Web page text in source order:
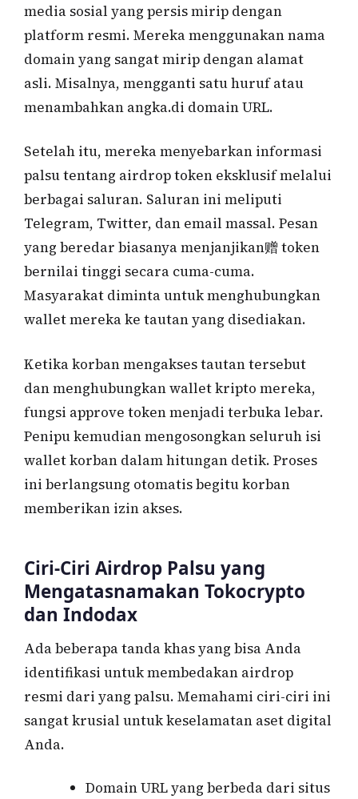
media sosial yang persis mirip dengan
platform resmi. Mereka menggunakan nama
domain yang sangat mirip dengan alamat
asli. Misalnya, mengganti satu huruf atau
menambahkan angka.di domain URL.
Setelah itu, mereka menyebarkan informasi
palsu tentang airdrop token eksklusif melalui
berbagai saluran. Saluran ini meliputi
Telegram, Twitter, dan email massal. Pesan
yang beredar biasanya menjanjikan赠 token
bernilai tinggi secara cuma-cuma.
Masyarakat diminta untuk menghubungkan
wallet mereka ke tautan yang disediakan.
Ketika korban mengakses tautan tersebut
dan menghubungkan wallet kripto mereka,
fungsi approve token menjadi terbuka lebar.
Penipu kemudian mengosongkan seluruh isi
wallet korban dalam hitungan detik. Proses
ini berlangsung otomatis begitu korban
memberikan izin akses.
Ciri-Ciri Airdrop Palsu yang
Mengatasnamakan Tokocrypto
dan Indodax
Ada beberapa tanda khas yang bisa Anda
identifikasi untuk membedakan airdrop
resmi dari yang palsu. Memahami ciri-ciri ini
sangat krusial untuk keselamatan aset digital
Anda.
Domain URL yang berbeda dari situs